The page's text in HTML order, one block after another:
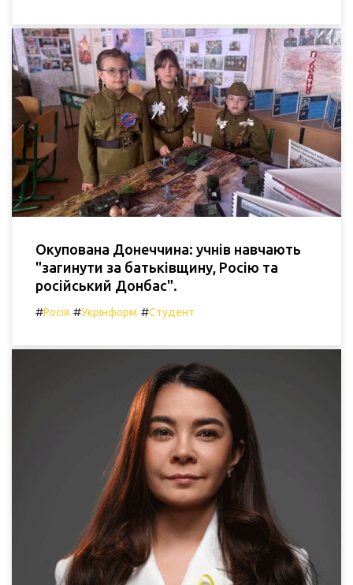
Окупована Донеччина: учнів навчають
"загинути за батьківщину, Росію та
російський Донбас".
#Росія #Укрінформ #Студент